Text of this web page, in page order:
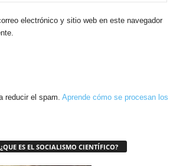
electrónico y sitio web en este navegador
reducir el spam. Aprende cómo se procesan los
ES EL SOCIALISMO CIENTÍFICO?